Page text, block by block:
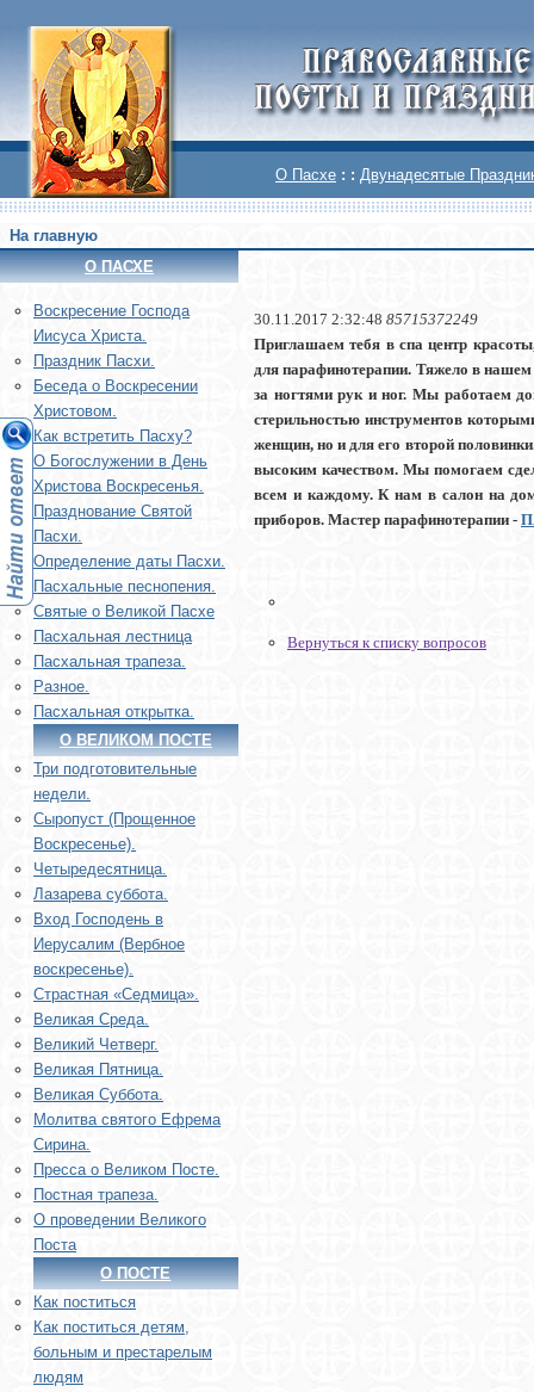
О Пасхе : : Двунадесятые
На главную
О ПАСХЕ
Воскреcение Господа
Иисуса Христа.
Праздник Пасхи.
Беседа о Воскресении
Христовом.
Как встретить Пасху?
О Богослужении в День
Христова Воскресенья.
Празднование Святой
Пасхи.
Определение даты Пасхи.
Пасхальные песнопения.
Святые о Великой Пасхе
Пасхальная лестница
Пасхальная трапеза.
Разное.
Пасхальная открытка.
О ВЕЛИКОМ ПОСТЕ
Три подготовительные
недели.
Сыропуст (Прощенное
Воскресенье).
Четыредесятница.
Лазарева суббота.
Вход Господень в
Иерусалим (Вербное
воскресенье).
Страстная «Седмица».
Великая Среда.
Великий Четверг.
Великая Пятница.
Великая Суббота.
Молитва святого Ефрема
Сирина.
Пресса о Великом Посте.
Постная трапеза.
О проведении Великого
Поста
О ПОСТЕ
Как поститься
Как поститься детям,
больным и престарелым
людям
30.11.2017 2:32:48 85715372249
Приглашаем тебя в спа центр
для парафинотерапии. Тяжело в нашем
за ногтями рук и ног. Мы работаем
стерильностью инструментов
женщин, но и для его второй
высоким качеством. Мы помогаем
всем и каждому. К нам в салон на
приборов. Мастер парафинотерапии -
Вернуться к списку вопросов